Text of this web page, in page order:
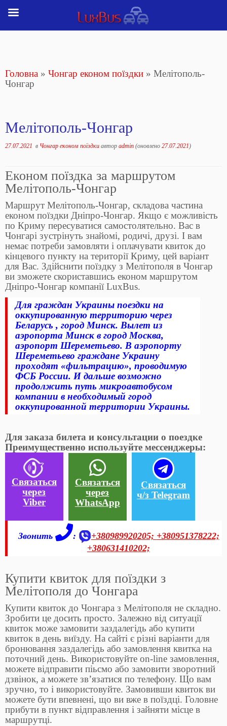
Головна » Чонгар економ поїздки » Мелітополь-
Чонгар
Мелітополь-Чонгар
27.07.2021 в Чонгар економ поїздки автор admin (оновлено 27.07.2021)
Економ поїздка за маршрутом
Мелітополь-Чонгар
Маршрут Мелітополь-Чонгар, складова частина
економ поїздки Дніпро-Чонгар. Якщо є можливість
по Криму пересуватися самостолятельно. Вас в
Чонгарі зустрінуть знайомі, родичі, друзі. І вам
немає потреби замовляти і оплачувати квиток до
кінцевого пункту на території Криму, цей варіант
для Вас. Здійснити поїздку з Мелітополя в Чонгар
ви зможете скориставшись економ маршрутом
Дніпро-Чонгар компанії LuxBus.
Для граждан Украины поездки на
оккупированную территорию через
Беларусь , город Минск. Вылет из
аэропорта Минск в город Москва,
аэропорт Шереметьево. В аэропорту
Шереметьево граждане Украину
проходят «фильтрацию», проводимую
ФСБ России. И дальше возможно
продолжить путь микроавтобусом
компании в необходимый город
оккупированной территории Украины.
Для заказа билета и консультации о поездке
Преимущественно используйте мессенджеры:
Связаться
через
Viber
Связаться
через
WhatsApp
Связаться
ч/з Telegram
Звонить : +380989920205; +380951378222;
+380631410202;
Купити квиток для поїздки з
Мелітополя до Чонгара
Купити квиток до Чонгара з Мелітополя не складно.
Зробити це досить просто. Залежно від ситуації
квиток може замовити заздалегідь або купити
квиток в день виїзду. На сайті є різні варіанти для
бронювання заздалегідь або замовлення квитка на
поточний день. Використовуйте on-line замовлення,
можете відправити піьсмо або замовити зворотний
дзвінок, а можете зв’язатися по телефону. Що вам
зручно, то і використовуйте. Замовивши квиток ви
можете бути впевнені, що ви вже в поїздці. Головне
прибути в пункт відправлення і зайняти місце в
маршрутці.